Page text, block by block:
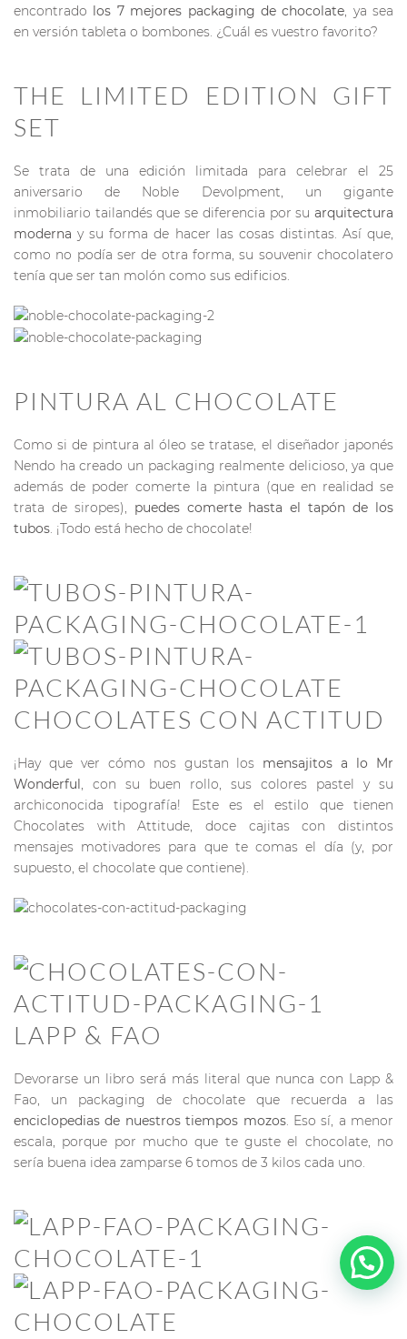
encontrado los 7 mejores packaging de chocolate, ya sea
en versión tableta o bombones. ¿Cuál es vuestro favorito?
THE LIMITED EDITION GIFT
SET
Se trata de una edición limitada para celebrar el 25
aniversario de Noble Devolpment, un gigante
inmobiliario tailandés que se diferencia por su arquitectura
moderna y su forma de hacer las cosas distintas. Así que,
como no podía ser de otra forma, su souvenir chocolatero
tenía que ser tan molón como sus edificios.
PINTURA AL CHOCOLATE
Como si de pintura al óleo se tratase, el diseñador japonés
Nendo ha creado un packaging realmente delicioso, ya que
además de poder comerte la pintura (que en realidad se
trata de siropes), puedes comerte hasta el tapón de los
tubos. ¡Todo está hecho de chocolate!
CHOCOLATES CON ACTITUD
¡Hay que ver cómo nos gustan los mensajitos a lo Mr
Wonderful, con su buen rollo, sus colores pastel y su
archiconocida tipografía! Este es el estilo que tienen
Chocolates with Attitude, doce cajitas con distintos
mensajes motivadores para que te comas el día (y, por
supuesto, el chocolate que contiene).
LAPP & FAO
Devorarse un libro será más literal que nunca con Lapp &
Fao, un packaging de chocolate que recuerda a las
enciclopedias de nuestros tiempos mozos. Eso sí, a menor
escala, porque por mucho que te guste el chocolate, no
sería buena idea zamparse 6 tomos de 3 kilos cada uno.